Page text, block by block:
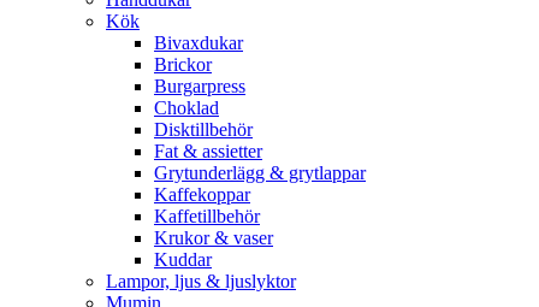
Kök
Bivaxdukar
Brickor
Burgarpress
Choklad
Disktillbehör
Fat & assietter
Grytunderlägg & grytlappar
Kaffekoppar
Kaffetillbehör
Krukor & vaser
Kuddar
Lampor, ljus & ljuslyktor
Mumin